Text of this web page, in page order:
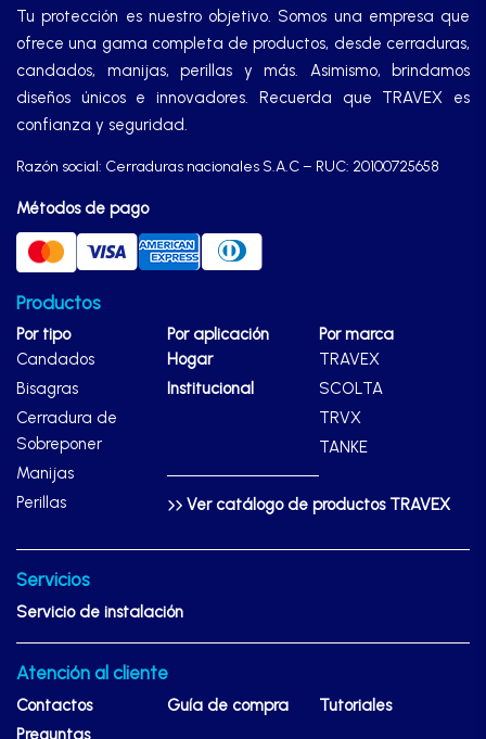
Tu protección es nuestro objetivo. Somos una empresa que
ofrece una gama completa de productos, desde cerraduras,
candados, manijas, perillas y más. Asimismo, brindamos
diseños únicos e innovadores. Recuerda que TRAVEX es
confianza y seguridad.
Razón social: Cerraduras nacionales S.A.C – RUC: 20100725658
Métodos de pago
Productos
Por tipo
Candados
Bisagras
Cerradura de
Sobreponer
Manijas
Perillas
Por aplicación
Hogar
Institucional
Por marca
TRAVEX
SCOLTA
TRVX
TANKE
Ver catálogo de productos TRAVEX
Servicios
Servicio de instalación
Atención al cliente
Contactos Guía de compra
Tutoriales
Preguntas